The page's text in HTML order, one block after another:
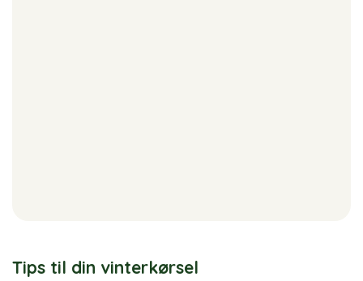
Tips til din vinterkørsel